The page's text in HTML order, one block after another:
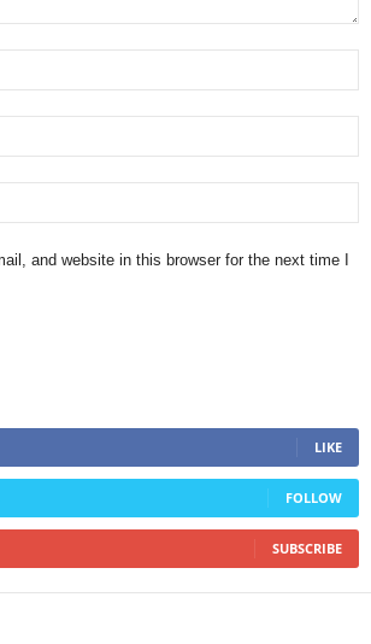
and website in this browser for the next time I
LIKE
FOLLOW
SUBSCRIBE